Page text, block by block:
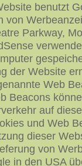
benutzt
von
Parkway,
der Website
Web
Beacons
auf
und Web
dieser
von
in den USA